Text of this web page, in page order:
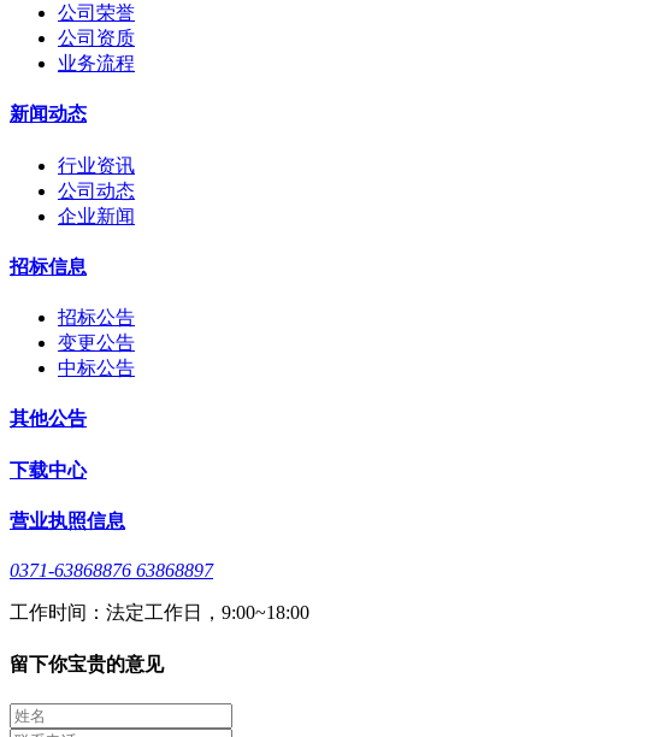
公司荣誉
公司资质
业务流程
新闻动态
行业资讯
公司动态
企业新闻
招标信息
招标公告
变更公告
中标公告
其他公告
下载中心
营业执照信息
0371-63868876 63868897
工作时间：法定工作日，9:00~18:00
留下你宝贵的意见